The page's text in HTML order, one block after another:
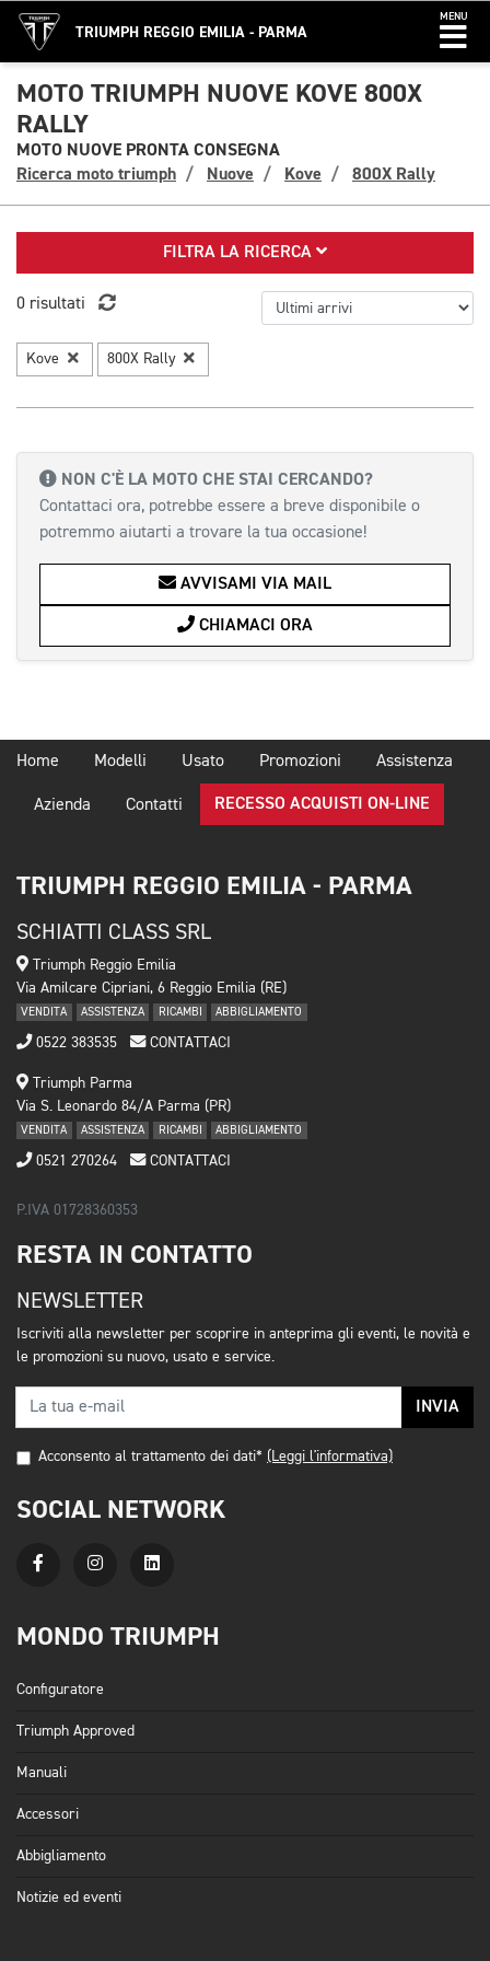
TRIUMPH REGGIO EMILIA - PARMA
MENU
MOTO TRIUMPH NUOVE KOVE 800X
RALLY
MOTO NUOVE PRONTA CONSEGNA
Ricerca moto triumph
Nuove Kove 800X Rally
FILTRA LA RICERCA
0 risultati
Kove 800X Rally
NON C'È LA MOTO CHE STAI CERCANDO?
Contattaci ora, potrebbe essere a breve disponibile o
potremmo aiutarti a trovare la tua occasione!
AVVISAMI VIA MAIL
CHIAMACI ORA
Home Modelli Usato Promozioni Assistenza
Azienda Contatti RECESSO ACQUISTI ON-LINE
TRIUMPH REGGIO EMILIA - PARMA
SCHIATTI CLASS SRL
Triumph Reggio Emilia
Via Amilcare Cipriani, 6 Reggio Emilia (RE)
VENDITA ASSISTENZA RICAMBI ABBIGLIAMENTO
0522 383535 CONTATTACI
Triumph Parma
Via S. Leonardo 84/A Parma (PR)
VENDITA ASSISTENZA RICAMBI ABBIGLIAMENTO
0521 270264 CONTATTACI
P.IVA 01728360353
RESTA IN CONTATTO
NEWSLETTER
Iscriviti alla newsletter per scoprire in anteprima gli eventi, le novità e
le promozioni su nuovo, usato e service.
INVIA
Acconsento al trattamento dei dati* (Leggi l'informativa)
SOCIAL NETWORK
MONDO TRIUMPH
Configuratore
Triumph Approved
Manuali
Accessori
Abbigliamento
Notizie ed eventi